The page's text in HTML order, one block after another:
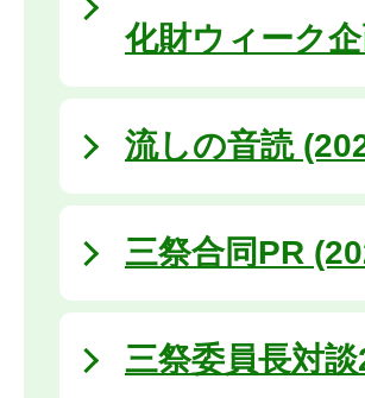
化財ウィーク
流しの音読
三祭合同PR
三祭委員長対